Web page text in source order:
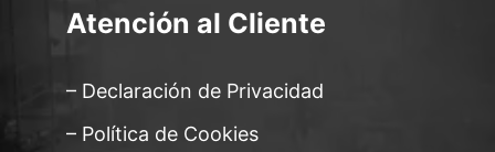
Atención al Cliente
– Declaración de Privacidad
– Política de Cookies